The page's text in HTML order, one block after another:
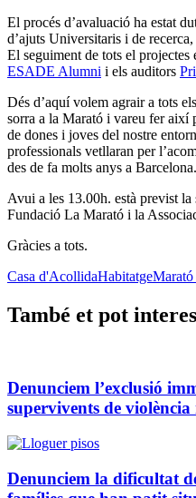
El procés d’avaluació ha estat
d’ajuts Universitaris i de
El seguiment de tots el projectes
ESADE Alumni i els auditors
Dés d’aquí volem agrair a tots
sorra a la Marató i vareu fer així
de dones i joves del nostre
professionals vetllaran per
des de fa molts anys a Barcelona.
Avui a les 13.00h. està previst
Fundació La Marató i la
Gràcies a tots.
Casa d'AcollidaHabitatge
També et pot
Denunciem l’exclusió
supervivents de violència
Denunciem la dificultat